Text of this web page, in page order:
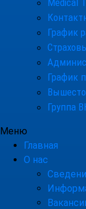
Medical
График
График
Группа
Меню
Главная
О нас